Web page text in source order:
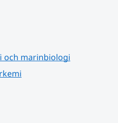
och marinbiologi